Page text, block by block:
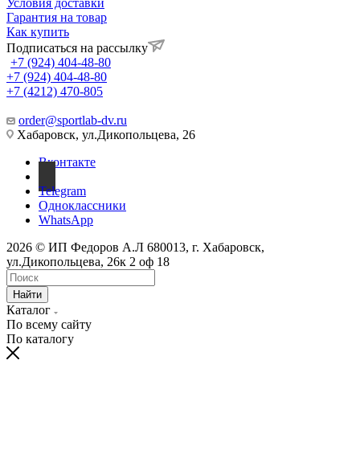
Гарантия на товар
Как купить
Подписаться на рассылку
+7 (924) 404-48-80
+7 (924) 404-48-80
+7 (4212) 470-805
order@sportlab-dv.ru
Хабаровск, ул.Дикопольцева, 26
Вконтакте
Telegram
Одноклассники
WhatsApp
2026 © ИП Федоров А.Л 680013, г. Хабаровск,
ул.Дикопольцева, 26к 2 оф 18
Найти
Каталог
По всему сайту
По каталогу